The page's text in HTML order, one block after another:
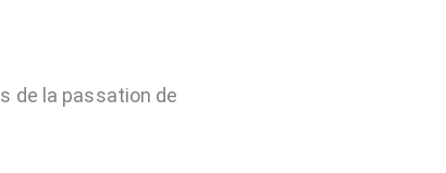
de la passation de